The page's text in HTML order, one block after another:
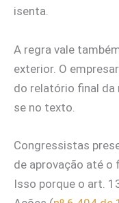
isenta.
A regra vale
exterior. O
do relatório final da
se no texto.
Congressistas
de aprovação até o
Isso porque o art.